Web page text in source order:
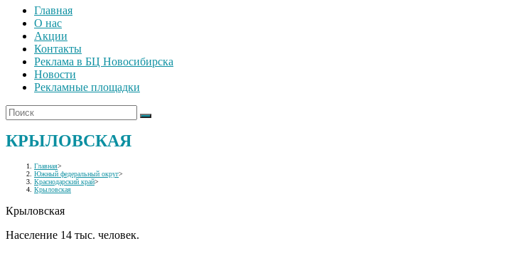
Главная
О нас
Акции
Контакты
Реклама в БЦ Новосибирска
Новости
Рекламные площадки
КРЫЛОВСКАЯ
Главная>
Южный федеральный округ>
Краснодарский край>
Крыловская
Крыловская
Население 14 тыс. человек.